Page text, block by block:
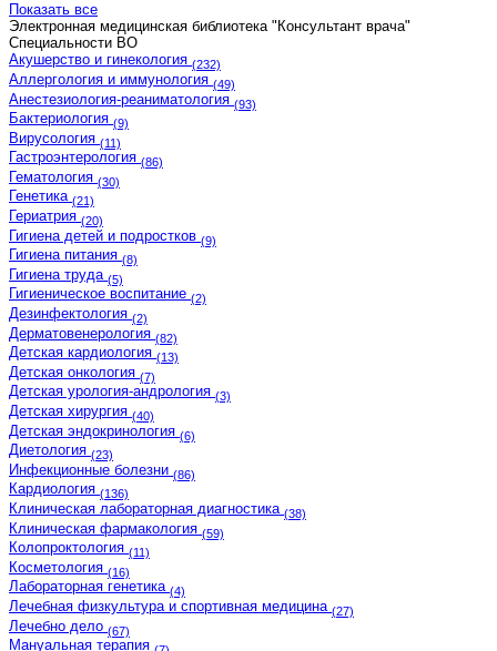
Показать все
Электронная медицинская библиотека "Консультант врача"
Cпециальности ВО
Акушерство и гинекология (232)
Аллергология и иммунология (49)
Анестезиология-реаниматология (93)
Бактериология (9)
Вирусология (11)
Гастроэнтерология (86)
Гематология (30)
Генетика (21)
Гериатрия (20)
Гигиена детей и подростков (9)
Гигиена питания (8)
Гигиена труда (5)
Гигиеническое воспитание (2)
Дезинфектология (2)
Дерматовенерология (82)
Детская кардиология (13)
Детская онкология (7)
Детская урология-андрология (3)
Детская хирургия (40)
Детская эндокринология (6)
Диетология (23)
Инфекционные болезни (86)
Кардиология (136)
Клиническая лабораторная диагностика (38)
Клиническая фармакология (59)
Колопроктология (11)
Косметология (16)
Лабораторная генетика (4)
Лечебная физкультура и спортивная медицина (27)
Лечебно дело (67)
Мануальная терапия